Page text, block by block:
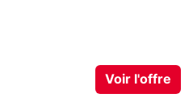
Voir l'offre